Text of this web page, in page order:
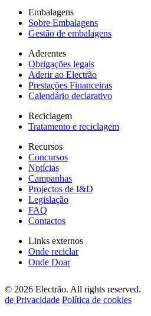
Embalagens
Sobre Embalagens
Gestão de embalagens
Aderentes
Obrigações legais
Aderir ao Electrão
Prestações Financeiras
Calendário declarativo
Reciclagem
Tratamento e reciclagem
Recursos
Concursos
Notícias
Campanhas
Projectos de I&D
Legislação
FAQ
Contactos
Links externos
Onde reciclar
Onde Doar
© 2026 Electrão. All rights reserved.
de Privacidade Política de cookies